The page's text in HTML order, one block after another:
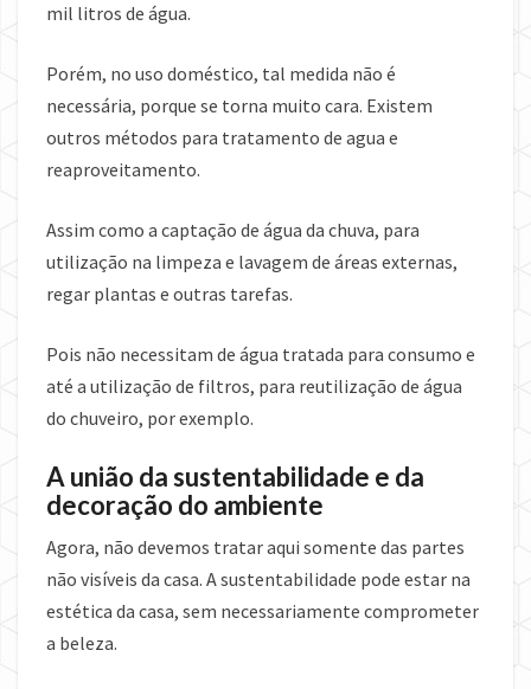
mil litros de água.
Porém, no uso doméstico, tal medida não é
necessária, porque se torna muito cara. Existem
outros métodos para tratamento de agua e
reaproveitamento.
Assim como a captação de água da chuva, para
utilização na limpeza e lavagem de áreas externas,
regar plantas e outras tarefas.
Pois não necessitam de água tratada para consumo e
até a utilização de filtros, para reutilização de água
do chuveiro, por exemplo.
A união da sustentabilidade e da
decoração do ambiente
Agora, não devemos tratar aqui somente das partes
não visíveis da casa. A sustentabilidade pode estar na
estética da casa, sem necessariamente comprometer
a beleza.